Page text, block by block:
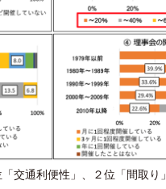
交通利便性」、２位「間取り」